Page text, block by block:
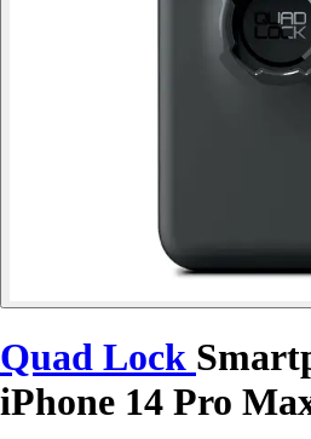
Quad Lock
iPhone 14 Pro